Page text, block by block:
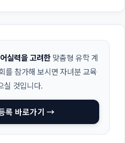
실력을 고려한 맞춤형 유학 계
를 참가해 보시면 자녀분 교육
실 것입니다.
록 바로가기 →